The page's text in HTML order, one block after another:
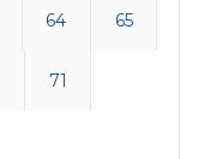
64 65
71